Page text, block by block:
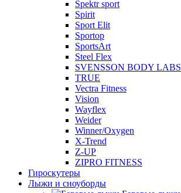
Spektr sport
Spirit
Sport Elit
Sportop
SportsArt
Steel Flex
SVENSSON BODY LABS
TRUE
Vectra Fitness
Vision
Wayflex
Weider
Winner/Oxygen
X-Trend
Z-UP
ZIPRO FITNESS
Гироскутеры
Лыжи и сноуборды